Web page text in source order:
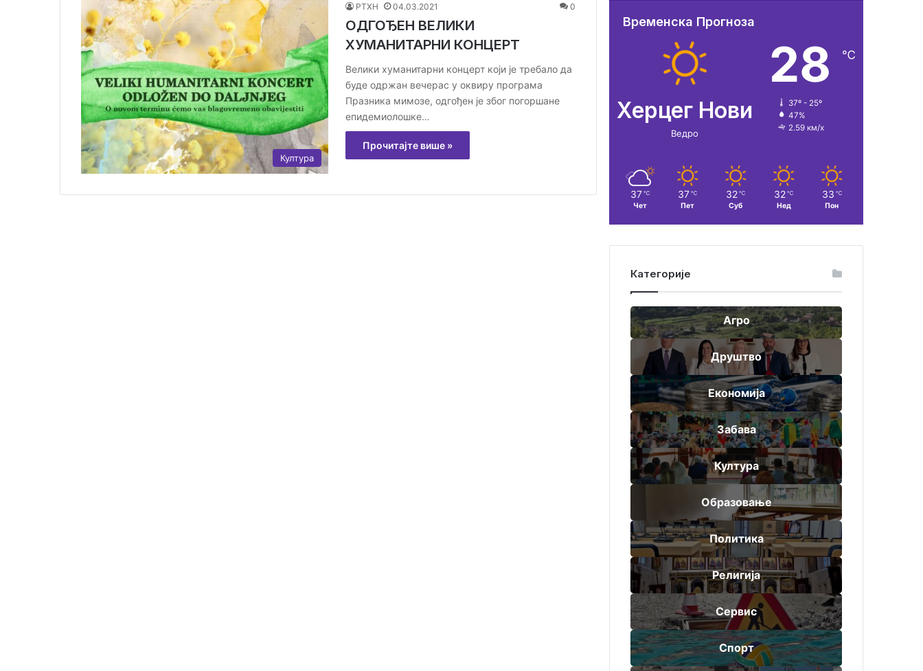
Култура
РТХН 04.03.2021 0
ОДГОЂЕН ВЕЛИКИ
ХУМАНИТАРНИ КОНЦЕРТ
Велики хуманитарни концерт који је требало да
буде одржан вечерас у оквиру програма
Празника мимозе, одгођен је због погоршане
епидемиолошке…
Прочитајте више »
Временска Прогноза
Херцег Нови
Ведро
28 ℃
37º - 25º
47%
2.59 км/х
37 ℃
Чет
37 ℃
Пет
32 ℃
Суб
32 ℃
Нед
33 ℃
Пон
Категорије
Агро
Друштво
Економија
Забава
Култура
Образовање
Политика
Религија
Сервис
Спорт